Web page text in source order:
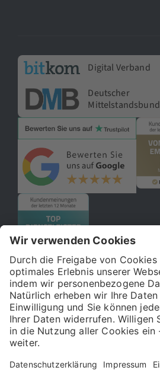
Digital Verband
Deutscher
Mittelstandsbund
© 2026 121WATT GmbH
Über uns
Allgemeine Geschäftsbedingungen